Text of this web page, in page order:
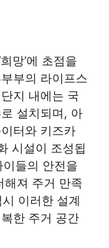
망’에 초점을
부의 라이프스
지 내에는 국
설치되며, 아
터와 키즈카
시설이 조성됩
들의 안전을
해져 주거 만족
이러한 설계
한 주거 공간